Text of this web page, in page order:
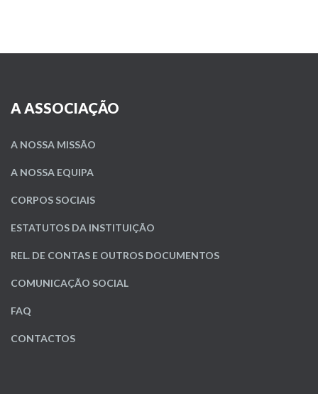
A ASSOCIAÇÃO
A NOSSA MISSÃO
A NOSSA EQUIPA
CORPOS SOCIAIS
ESTATUTOS DA INSTITUIÇÃO
REL. DE CONTAS E OUTROS DOCUMENTOS
COMUNICAÇÃO SOCIAL
FAQ
CONTACTOS